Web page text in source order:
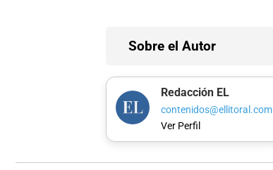
Sobre el Autor
Redacción EL
contenidos@ellitoral.com
Ver Perfil